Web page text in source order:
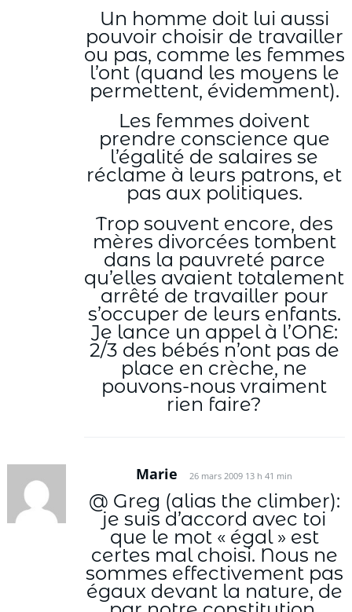
Un homme doit lui aussi
pouvoir choisir de travailler
ou pas, comme les femmes
l’ont (quand les moyens le
permettent, évidemment).
Les femmes doivent
prendre conscience que
l’égalité de salaires se
réclame à leurs patrons, et
pas aux politiques.
Trop souvent encore, des
mères divorcées tombent
dans la pauvreté parce
qu’elles avaient totalement
arrêté de travailler pour
s’occuper de leurs enfants.
Je lance un appel à l’ONE:
2/3 des bébés n’ont pas de
place en crèche, ne
pouvons-nous vraiment
rien faire?
Marie 26 mars 2009 13 h 41 min
@ Greg (alias the climber):
je suis d’accord avec toi
que le mot « égal » est
certes mal choisi. Nous ne
sommes effectivement pas
égaux devant la nature, de